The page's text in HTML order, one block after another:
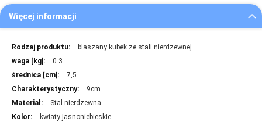
Więcej informacji
Więcej
informacji
blaszany kubek ze stali nierdzewnej
0.3
7,5
9cm
Stal nierdzewna
kwiaty jasnoniebieskie